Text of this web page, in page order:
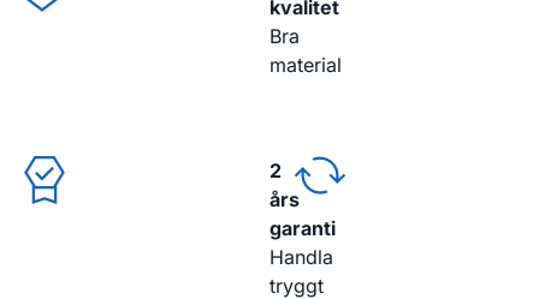
kvalitet
Bra
material
2
års
garanti
Handla
tryggt